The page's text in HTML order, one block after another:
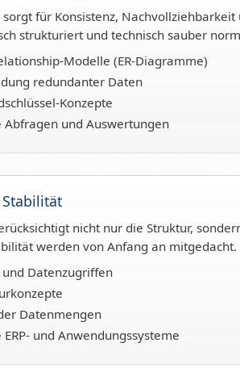
für Konsistenz,
strukturiert und technisch sauber
Modelle (ER-Diagramme)
redundanter Daten
Konzepte
und Auswertungen
nicht nur die Struktur,
werden von Anfang an mitgedacht.
Datenzugriffen
Datenmengen
und Anwendungssysteme